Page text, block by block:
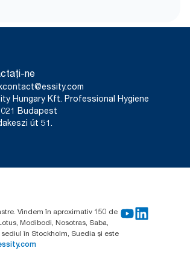
ne
Hungary Kft. Professional Hygiene
Budapest
út 51.
Vindem în aproximativ 150 de
Modibodi, Nosotras, Saba,
în Stockholm, Suedia și este